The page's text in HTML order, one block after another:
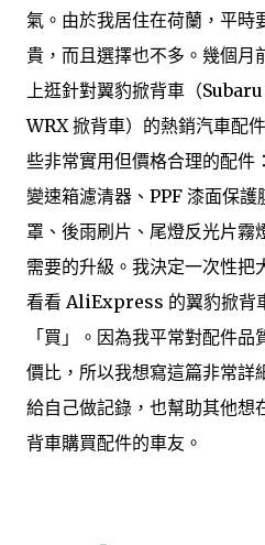
氣。由於我居住在荷蘭，平時
貴，而且選擇也不多。幾個
上逛針對翼豹掀背車（
WRX 掀背車）的熱銷汽車配
些非常實用但價格合理的配件
變速箱濾清器、PPF 漆面保
罩、後雨刷片、尾燈反光片霧
需要的升級。我決定一次性把
看看 AliExpress 的翼豹掀背
「買」。因為我平常對配件
價比，所以我想寫這篇非常
給自己做記錄，也幫助其他
背車購買配件的車友。